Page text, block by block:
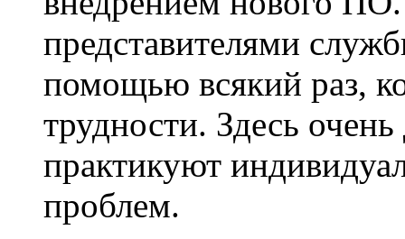
представителями
помощью всякий раз,
трудности. Здесь
практикуют
проблем.